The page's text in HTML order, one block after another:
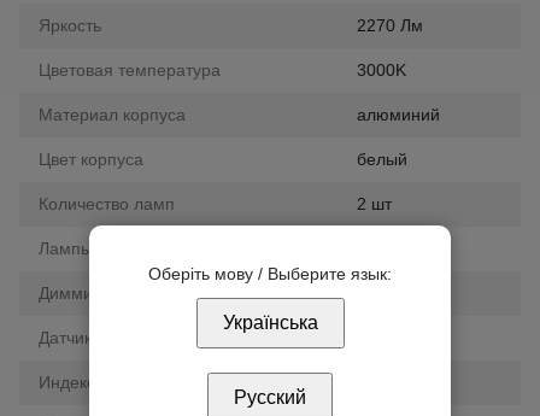
Яркость 2270 Лм
Цветовая температура 3000K
Материал корпуса алюминий
Цвет корпуса белый
Количество ламп 2 шт
Лампы в комплекте
Диммирование
Датчик движения
Индекс цветопередачи (CRI)
Оберіть мову / Выберите язык:
Українська
Русский